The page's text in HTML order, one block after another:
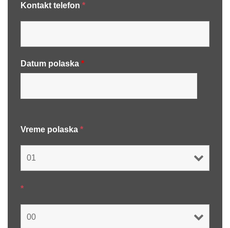
Kontakt telefon *
Datum polaska *
Vreme polaska *
*